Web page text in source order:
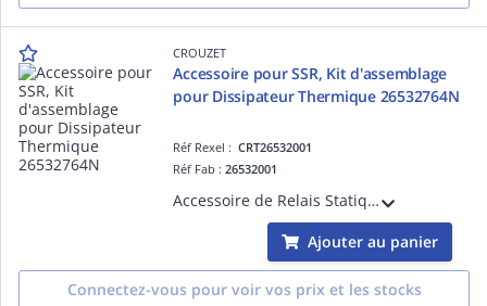
CROUZET
Accessoire pour SSR, Kit d'assemblage
pour Dissipateur Thermique 26532764N
Réf Rexel :CRT26532001
Réf Fab :26532001
Accessoire de Relais Statiques, Kit d'assemblage pour Dissipateur Thermique 26532764N, Montage sur Panneau
Ajouter au panier
Connectez-vous pour voir vos prix et les stocks